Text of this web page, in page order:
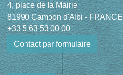
4, place de la Mairie
81990 Cambon d'Albi - FRANCE
+33 5 63 53 00 00
Contact par formulaire